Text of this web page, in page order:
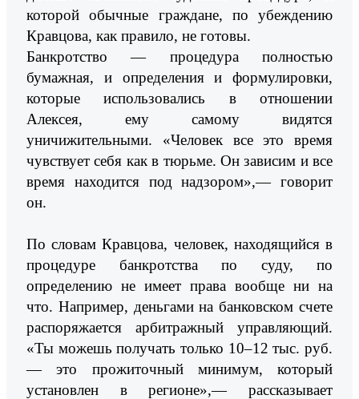
которой обычные граждане, по убеждению
Кравцова, как правило, не готовы.
Банкротство — процедура полностью
бумажная, и определения и формулировки,
которые использовались в отношении
Алексея, ему самому видятся
уничижительными. «Человек все это время
чувствует себя как в тюрьме. Он зависим и все
время находится под надзором»,— говорит
он.
По словам Кравцова, человек, находящийся в
процедуре банкротства по суду, по
определению не имеет права вообще ни на
что. Например, деньгами на банковском счете
распоряжается арбитражный управляющий.
«Ты можешь получать только 10–12 тыс. руб.
— это прожиточный минимум, который
установлен в регионе»,— рассказывает